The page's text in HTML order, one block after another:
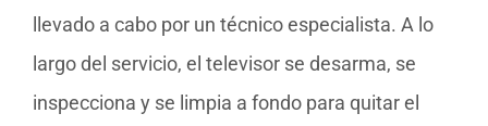
llevado a cabo por un técnico especialista. A lo
largo del servicio, el televisor se desarma, se
inspecciona y se limpia a fondo para quitar el